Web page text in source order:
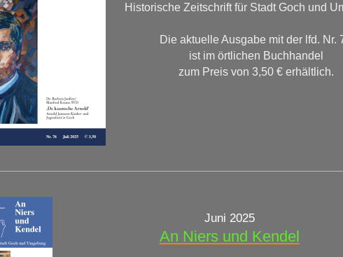
Historische Zeitschrift für Stadt Goch und
Die aktuelle Ausgabe mit der lfd. Nr.
ist im örtlichen Buchhandel
zum Preis von 3,50 € erhältlich.
Juni 2025
An Niers und Kendel